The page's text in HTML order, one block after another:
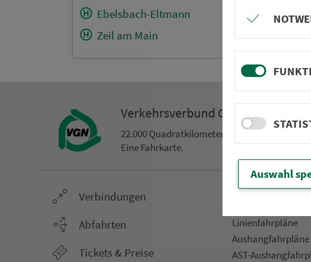
Ebelsbach-Eltmann
Zeil am Main
Ver­kehrs­ver­bund Groß­raum
22.000 Qua­drat­ki­lo­me­ter. 130
Eine Fahr­kar­te.
Ver­bin­dungen
Abfahrten
Tickets & Preise
Li­ni­en­fahr­plä­ne
Aus­hang­fahr­plä­ne
AST-
Auswahl